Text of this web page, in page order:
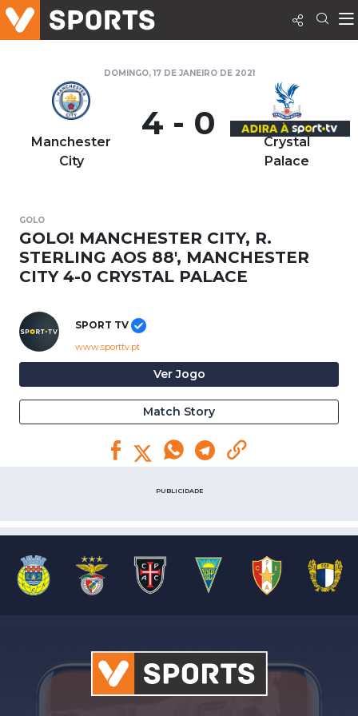
DOMINGO, 17 DE JANEIRO DE 2021
Manchester
City
4 - 0
Crystal
Palace
GOLO
GOLO! MANCHESTER CITY, R.
STERLING AOS 88', MANCHESTER
CITY 4-0 CRYSTAL PALACE
SPORT TV
www.sporttv.pt
Ver Jogo
Match Story
PUBLICIDADE